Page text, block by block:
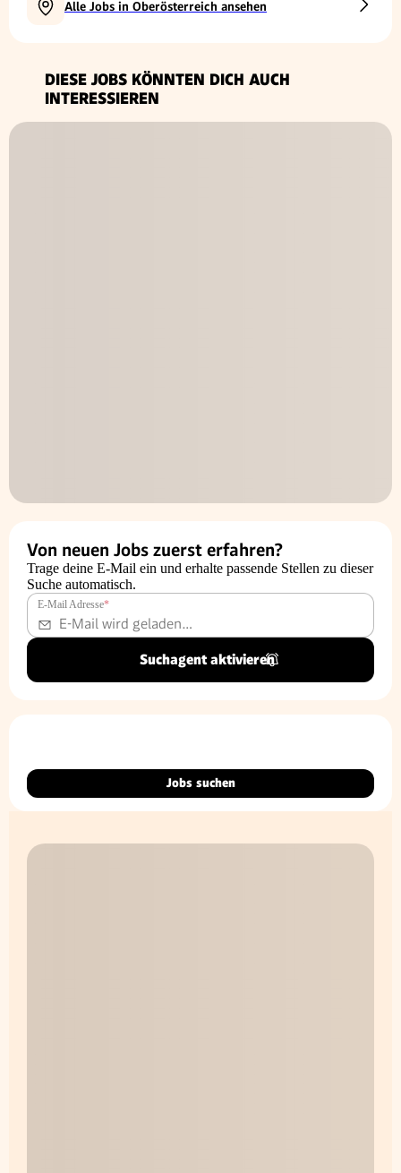
Alle Jobs in Oberösterreich ansehen
DIESE JOBS KÖNNTEN DICH AUCH
INTERESSIEREN
Von neuen Jobs zuerst erfahren?
Trage deine E-Mail ein und erhalte passende Stellen zu dieser
Suche automatisch.
E-Mail Adresse*
Suchagent aktivieren
Jobs suchen